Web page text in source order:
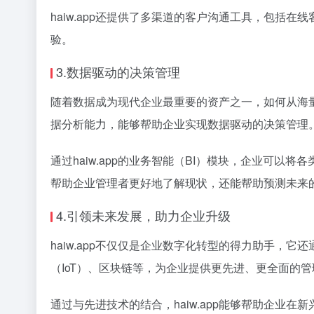
haiw.app还提供了多渠道的客户沟通工具，包括在
验。
3.数据驱动的决策管理
随着数据成为现代企业最重要的资产之一，如何从
据分析能力，能够帮助企业实现数据驱动的决策管理
通过haiw.app的业务智能（BI）模块，企业可以将
帮助企业管理者更好地了解现状，还能帮助预测未
4.引领未来发展，助力企业升级
haiw.app不仅仅是企业数字化转型的得力助手，它
（IoT）、区块链等，为企业提供更先进、更全面的
通过与先进技术的结合，haiw.app能够帮助企业在